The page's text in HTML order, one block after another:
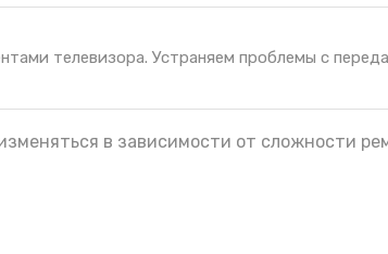
телевизора. Устраняем проблемы с
в зависимости от сложности